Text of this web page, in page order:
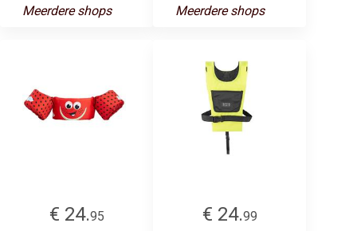
Meerdere shops Meerdere shops
€ 24.95
€ 24.99